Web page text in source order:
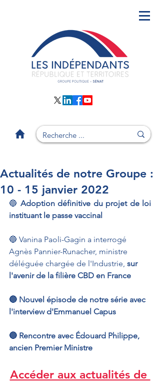
Actualités de notre Groupe :
10 - 15 janvier 2022
🔵 Adoption définitive du projet de loi
instituant le passe vaccinal
🔵 Vanina Paoli-Gagin a interrogé
Agnès Pannier-Runacher, ministre
déléguée chargée de l'Industrie, sur
l'avenir de la filière CBD en France
🔵 Nouvel épisode de notre série avec
l'interview d'Emmanuel Capus
🔵 Rencontre avec Édouard Philippe,
ancien Premier Ministre
Accéder aux actualités de